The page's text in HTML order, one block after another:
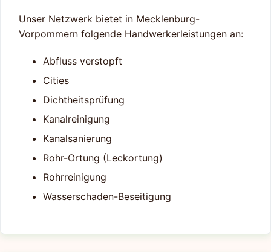
Unser Netzwerk bietet in Mecklenburg-
Vorpommern folgende Handwerkerleistungen an:
Abfluss verstopft
Cities
Dichtheitsprüfung
Kanalreinigung
Kanalsanierung
Rohr-Ortung (Leckortung)
Rohrreinigung
Wasserschaden-Beseitigung